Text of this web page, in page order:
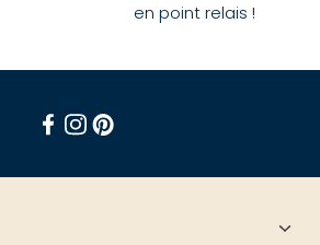
en point relais !